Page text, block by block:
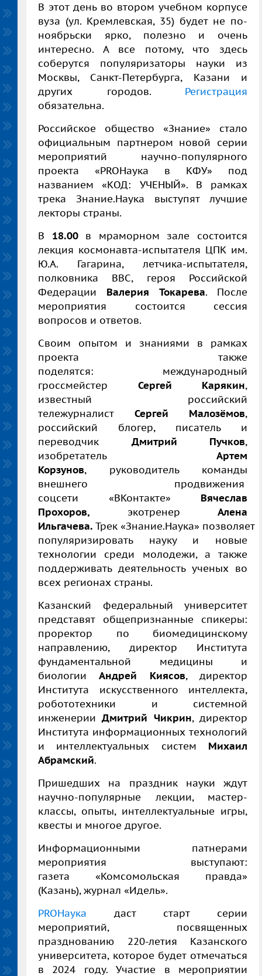
В этот день во втором учебном корпусе
вуза (ул. Кремлевская, 35) будет не по-
ноябрьски ярко, полезно и очень
интересно. А все потому, что здесь
соберутся популяризаторы науки из
Москвы, Санкт-Петербурга, Казани и
других городов. Регистрация
обязательна.
Российское общество «Знание» стало
официальным партнером новой серии
мероприятий научно-популярного
проекта «PROНаука в КФУ» под
названием«КОД: УЧЕНЫЙ».
В рамках
трека Знание.Наука выступят лучшие
лекторы страны.
В
18.00 в мраморном зале состоится
лекция космонавта-испытателя ЦПК им.
Ю.А. Гагарина, летчика-испытателя,
полковника ВВС, героя Российской
Федерации
Валерия Токарева. После
мероприятия состоится сессия
вопросов и ответов.
Своим опытом и знаниями в рамках
проекта также
поделятся: международный
гроссмейстер Сергей Карякин,
известный российский
тележурналист Сергей Малозёмов,
российский блогер, писатель и
переводчик Дмитрий Пучков,
изобретатель Артем
Корзунов,
руководитель команды
внешнего продвижения
соцсети «ВКонтакте» Вячеслав
Прохоров, экотренер Алена
Ильгачева. Трек «Знание.Наука» позволяет
популяризировать науку и новые
технологии среди молодежи, а также
поддерживать деятельность ученых во
всех регионах страны.
Казанский федеральный университет
представят общепризнанные спикеры:
проректор по биомедицинскому
направлению, директор Института
фундаментальной медицины и
биологииАндрей Киясов, директор
Института искусственного интеллекта,
робототехники и системной
инженерииДмитрий Чикрин, директор
Института информационных технологий
и интеллектуальных систем Михаил
Абрамский.
Пришедших на праздник науки ждут
научно-популярные лекции, мастер-
классы, опыты, интеллектуальные игры,
квесты и многое другое.
Информационными патнерами
мероприятия выступают:
газета «Комсомольская правда»
(Казань), журнал «Идель».
PROНаука даст старт серии
мероприятий, посвященных
празднованию 220-летия Казанского
университета, которое будет отмечаться
в 2024 году. Участие в мероприятии